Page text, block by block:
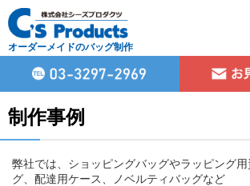
オーダーメイドのバッグ制作
制作事例
弊社では、ショッピングバッグやラッピング
グ、配達用ケース、ノベルティバッグなど